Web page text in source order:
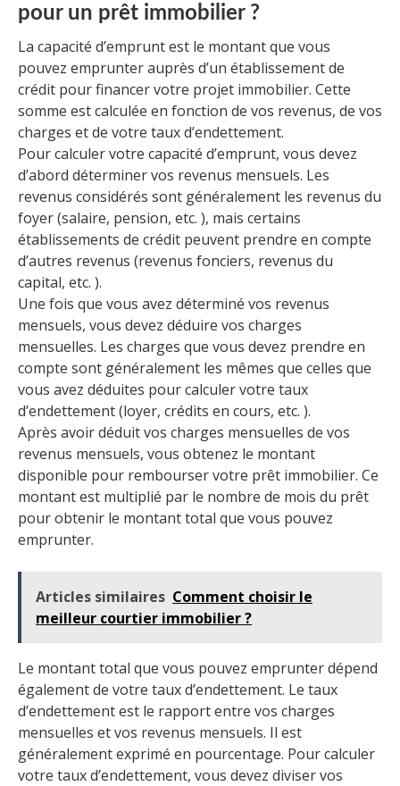
pour un prêt immobilier ?
La capacité d’emprunt est le montant que vous
pouvez emprunter auprès d’un établissement de
crédit pour financer votre projet immobilier. Cette
somme est calculée en fonction de vos revenus, de vos
charges et de votre taux d’endettement.
Pour calculer votre capacité d’emprunt, vous devez
d’abord déterminer vos revenus mensuels. Les
revenus considérés sont généralement les revenus du
foyer (salaire, pension, etc. ), mais certains
établissements de crédit peuvent prendre en compte
d’autres revenus (revenus fonciers, revenus du
capital, etc. ).
Une fois que vous avez déterminé vos revenus
mensuels, vous devez déduire vos charges
mensuelles. Les charges que vous devez prendre en
compte sont généralement les mêmes que celles que
vous avez déduites pour calculer votre taux
d’endettement (loyer, crédits en cours, etc. ).
Après avoir déduit vos charges mensuelles de vos
revenus mensuels, vous obtenez le montant
disponible pour rembourser votre prêt immobilier. Ce
montant est multiplié par le nombre de mois du prêt
pour obtenir le montant total que vous pouvez
emprunter.
Articles similaires Comment choisir le
meilleur courtier immobilier ?
Le montant total que vous pouvez emprunter dépend
également de votre taux d’endettement. Le taux
d’endettement est le rapport entre vos charges
mensuelles et vos revenus mensuels. Il est
généralement exprimé en pourcentage. Pour calculer
votre taux d’endettement, vous devez diviser vos